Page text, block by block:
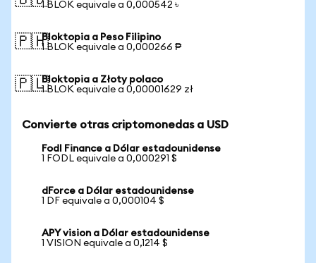
1 BLOK equivale a 0,000542 ৳
🇵🇭Bloktopia a Peso Filipino
1 BLOK equivale a 0,000266 ₱
🇵🇱Bloktopia a Złoty polaco
1 BLOK equivale a 0,00001629 zł
Convierte otras criptomonedas a USD
Fodl Finance a Dólar estadounidense
1 FODL equivale a 0,000291 $
dForce a Dólar estadounidense
1 DF equivale a 0,000104 $
APY vision a Dólar estadounidense
1 VISION equivale a 0,1214 $